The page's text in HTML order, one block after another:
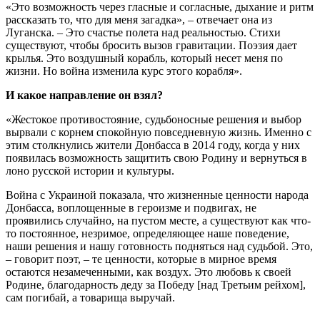
«Это возможность через гласные и согласные, дыхание и ритм
рассказать то, что для меня загадка», – отвечает она из
Луганска. – Это счастье полета над реальностью. Стихи
существуют, чтобы бросить вызов гравитации. Поэзия дает
крылья. Это воздушный корабль, который несет меня по
жизни. Но война изменила курс этого корабля».
И какое направление он взял?
«Жестокое противостояние, судьбоносные решения и выбор
вырвали с корнем спокойную повседневную жизнь. Именно с
этим столкнулись жители Донбасса в 2014 году, когда у них
появилась возможность защитить свою Родину и вернуться в
лоно русской истории и культуры.
Война с Украиной показала, что жизненные ценности народа
Донбасса, воплощенные в героизме и подвигах, не
проявились случайно, на пустом месте, а существуют как что-
то постоянное, незримое, определяющее наше поведение,
наши решения и нашу готовность подняться над судьбой. Это,
– говорит поэт, – те ценности, которые в мирное время
остаются незамеченными, как воздух. Это любовь к своей
Родине, благодарность деду за Победу [над Третьим рейхом],
сам погибай, а товарища выручай.